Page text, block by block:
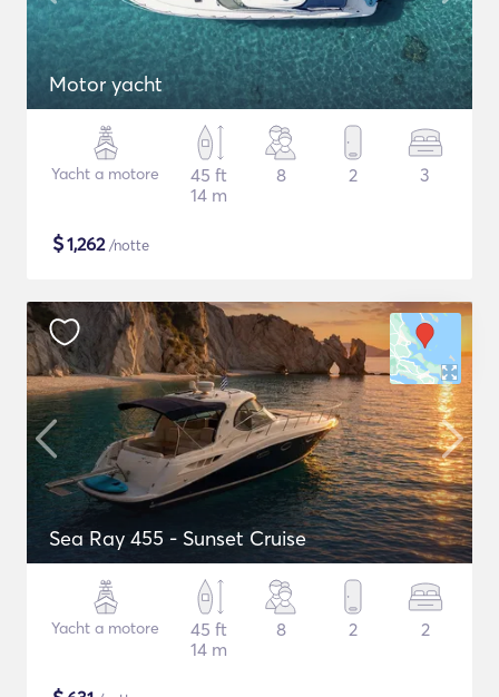
Motor yacht
Yacht a motore
45 ft
14 m
8 2 3
$1,262/notte
Sea Ray 455 - Sunset Cruise
Yacht a motore
45 ft
14 m
8 2 2